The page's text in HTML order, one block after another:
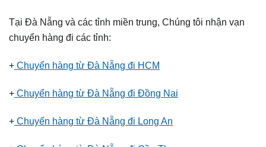
Tại Đà Nẵng và các tỉnh miền trung, Chúng tôi nhận vạn
chuyển hàng đi các tỉnh:
+ Chuyển hàng từ Đà Nẵng đi HCM
+ Chuyển hàng từ Đà Nẵng đi Đồng Nai
+ Chuyển hàng từ Đà Nẵng đi Long An